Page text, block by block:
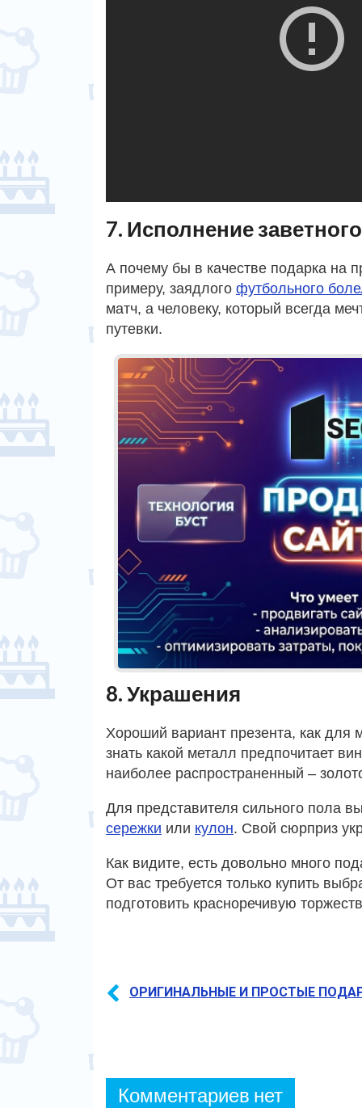
7. Исполнение
А почему бы в качестве подарка на
примеру, заядлого футбольного
матч, а человеку, который всегда
путевки.
8. Украшения
Хороший вариант презента, как
знать какой металл предпочитает
наиболее распространенный –
Для представителя сильного пола
сережки или кулон. Свой сюрприз
Как видите, есть довольно много
От вас требуется только купить
подготовить красноречивую
ОРИГИНАЛЬНЫЕ И ПРОСТЫЕ
Комментариев нет